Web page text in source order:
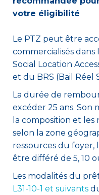
votre éligibilité
Le PTZ peut être
commercialisés
Social Location
et du BRS (Bail Réel
La durée de
excéder 25 ans.
la composition et
selon la zone
ressources du
être différé de 5, 10
Les modalités du
L31-10-1 et suivants